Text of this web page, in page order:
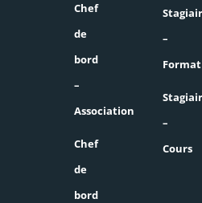
Chef
de
bord
–
Association
Chef
de
bord
–
–
Cours